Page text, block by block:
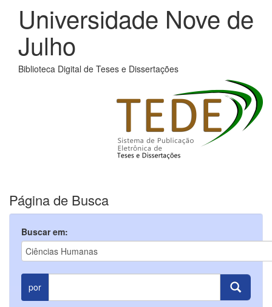
Universidade Nove de
Julho
Biblioteca Digital de Teses e Dissertações
Página de Busca
Buscar em:
por